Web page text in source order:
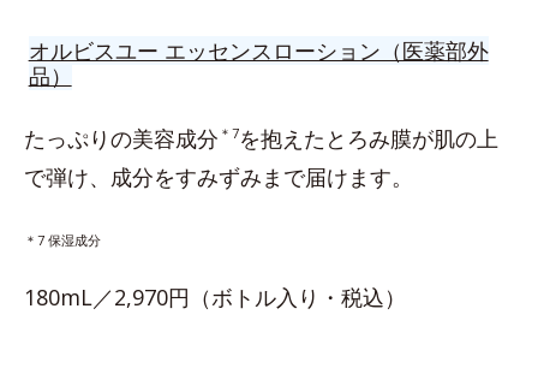
オルビスユー エッセンスローション（医薬部外
品）
たっぷりの美容成分 ＊7を抱えたとろみ膜が肌の上
で弾け、成分をすみずみまで届けます。
＊7 保湿成分
180mL／2,970円（ボトル入り・税込）